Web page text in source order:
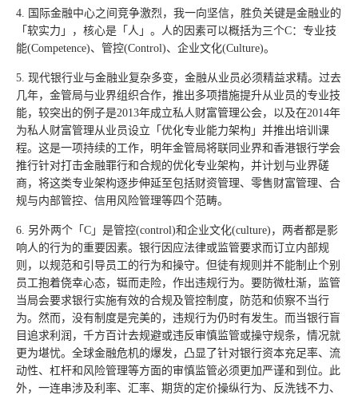
4. 国际金融中心之间竞争激烈，我一向坚信，胜负关键是金融业的
「软实力」，核心是「人」。人的因素可以概括为三个C：专业技
能(Competence)、管控(Control)、企业文化(Culture)。
5. 现代银行业与金融业复杂多变，金融从业员必须精益求精。过去
几年，金管局与业界组织合作，推出多项措施提升从业员的专业技
能，较突出的例子是2013年成立私人财富管理公会，以及在2014年
为私人财富管理从业员设立「优化专业能力架构」并推出培训课
程。这是一项持续的工作，明年金管局将联同业界和香港银行学会
推行针对打击金融罪行和合规的优化专业架构，并计划与业界磋
商，将这类专业架构逐步伸延至包括财资管理、零售财富管理、合
规与内部管控、信用风险管理等四个范畴。
6. 另外两个「C」是管控(control)和企业文化(culture)，两者都是影
响人的行为的重要因素。银行因应法律或监管要求而订立内部规
则，以规范和引导员工的行为和操守。但徒有规则并不能制止个别
员工抱着侥幸心态，铤而走险，作出违规行为。要防微杜渐，监管
当局会要求银行实施有效的合规及管控制度，防范和侦察不当行
为。然而，没有制度是完美的，违规行为仍时有发生。而当银行盲
目追求利润，千方百计去规避或违反审慎监管或操守规条，情况就
更为堪忧。全球金融危机的爆发，凸显了针对银行资本充足率、流
动性、杠杆和风险管理等方面的审慎监管必须更加严谨和到位。此
外，一连串涉及利率、汇率、期货的定价操纵行为、反洗钱不力、